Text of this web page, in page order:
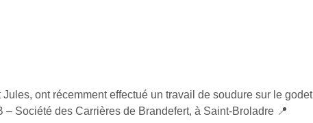
ont récemment effectué un travail de soudure sur le godet
– Société des Carrières de Brandefert, à Saint-Broladre 📍